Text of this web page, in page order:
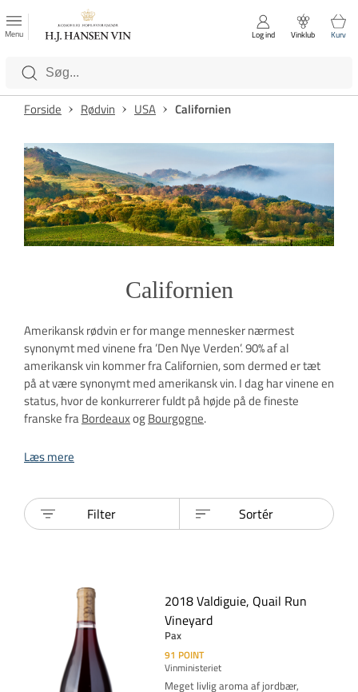
Luk
Kategorier
Menu Log ind Vinklub Kurv
Forside Rødvin USA Californien
Californien
Amerikansk rødvin er for mange mennesker nærmest
synonymt med vinene fra ’Den Nye Verden’. 90% af al
amerikansk vin kommer fra Californien, som dermed er tæt
på at være synonymt med amerikansk vin. I dag har vinene en
status, hvor de konkurrerer fuldt på højde på de fineste
franske fraBordeauxogBourgogne.
Læs mere
Filter Sortér
2018 Valdiguie, Quail Run
Vineyard
Pax
91 POINT
Vinministeriet
Meget livlig aroma af jordbær,